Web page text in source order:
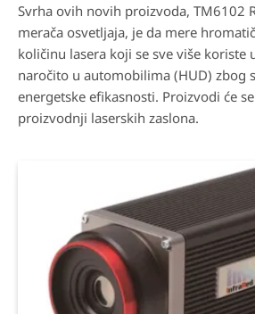
Svrha ovih novih proizvoda, TM6102
merača osvetljaja, je da mere
količinu lasera koji se sve više koriste
naročito u automobilima (HUD) zbog
energetske efikasnosti. Proizvodi će
proizvodnji laserskih zaslona.